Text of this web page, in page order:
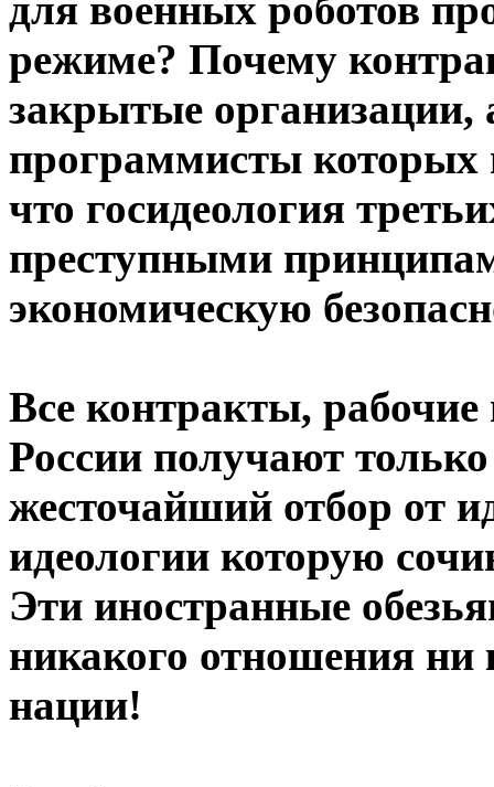
режиме? Почему
закрытые организации,
программисты которых
что госидеология
преступными
экономическую
Все контракты, рабочие
России получают
жесточайший отбор от
идеологии которую
Эти иностранные
никакого отношения ни
нации!